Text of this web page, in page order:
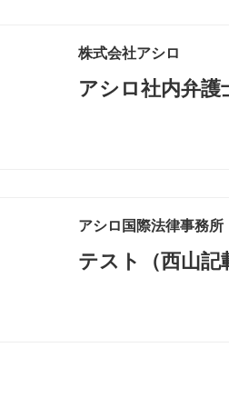
株式会社アシロ
アシロ社内弁護
アシロ国際法律事務所
テスト（西山記